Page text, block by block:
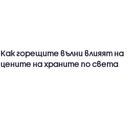
Как горещите вълни влияят на
цените на храните по света